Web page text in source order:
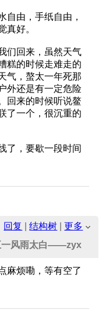
自由，手纸自由，
真好。
们回来，虽然天气
糕的时候走难走的
气，螯太一年死那
外还是有一定危险
回来的时候听说鳌
了一个，很沉重的
了，要歇一段时间
回复 |结构树 |更多
一风雨太白——zyx
麻烦嘞，等有空了